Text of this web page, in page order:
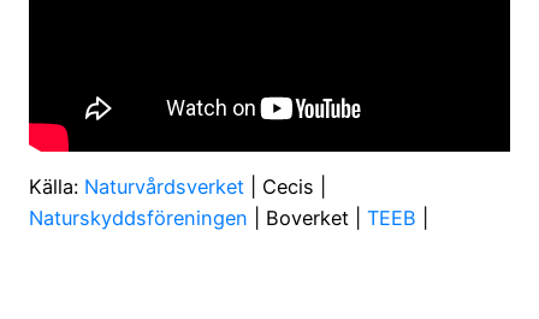
Källa: Naturvårdsverket
| Cecis |
Naturskyddsföreningen | Boverket | TEEB